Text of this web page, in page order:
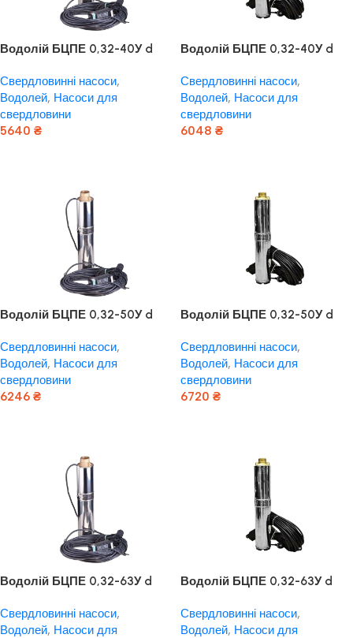
Водолій БЦПЕ 0,32-40У d
Свердловинні насоси,
Водолей, Насоси для
свердловини
5640 ₴
Водолій БЦПЕ 0,32-40У d
Свердловинні насоси,
Водолей, Насоси для
свердловини
6048 ₴
Водолій БЦПЕ 0,32-50У d
Свердловинні насоси,
Водолей, Насоси для
свердловини
6246 ₴
Водолій БЦПЕ 0,32-50У d
Свердловинні насоси,
Водолей, Насоси для
свердловини
6720 ₴
Водолій БЦПЕ 0,32-63У d
Свердловинні насоси,
Водолей, Насоси для
Водолій БЦПЕ 0,32-63У d
Свердловинні насоси,
Водолей, Насоси для